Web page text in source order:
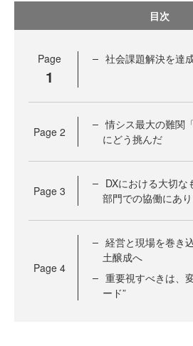
目次
Page
1
社会課題解決を達
Page 2
情シス最大の難関
にどう挑んだ
Page 3
DXにおける大切
部門での協働にあり
Page 4
経営と現場を巻き
土醸成へ
重要視すべきは、
ード”